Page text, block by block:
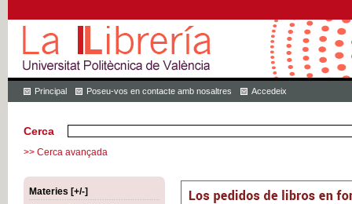
Principal Poseu-vos en contacte amb nosaltres Accedeix
Cerca
>> Cerca avançada
Materies [+/-]